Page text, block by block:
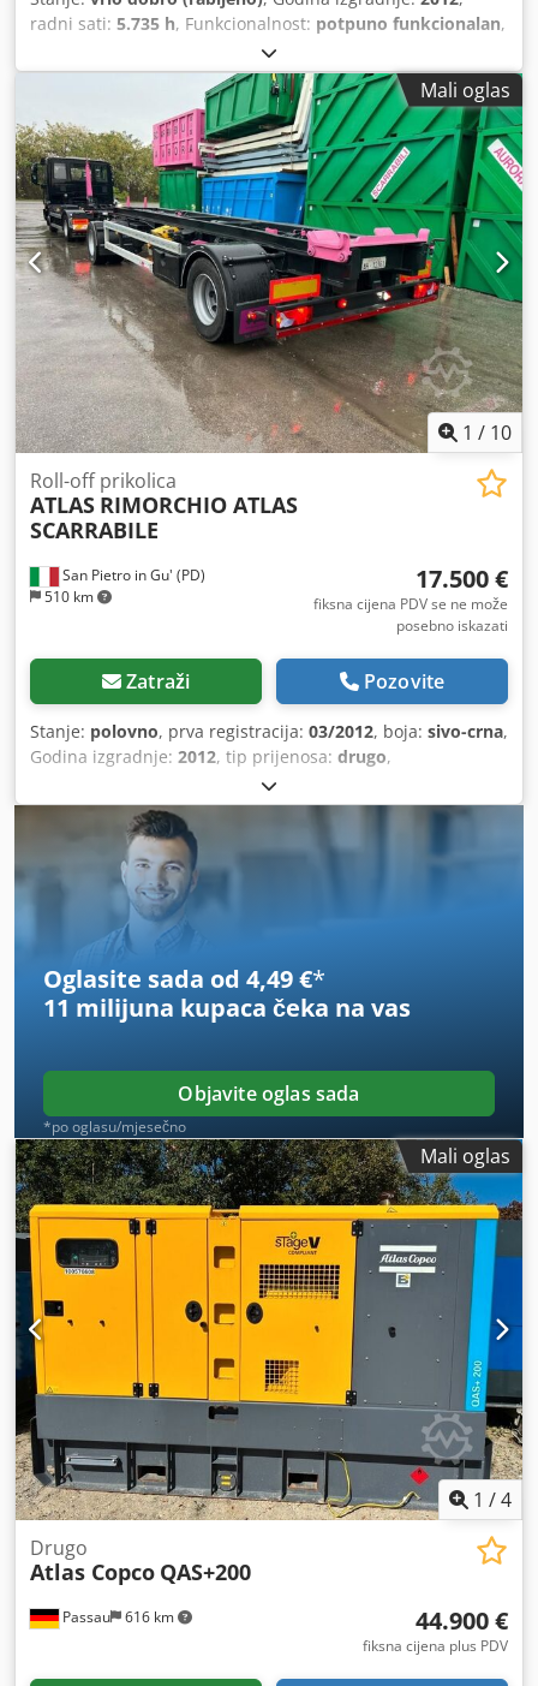
radni sati: 5.735 h, Funkcionalnost: potpuno funkcionalan,
Mali oglas
1 / 10
San Pietro in Gu' (PD)
510 km
Roll-off prikolica
ATLAS RIMORCHIO ATLAS
SCARRABILE
17.500 €
fiksna cijena PDV se ne može
posebno iskazati
Zatraži Pozovite
Stanje: polovno, prva registracija: 03/2012, boja: sivo-crna,
Godina izgradnje: 2012, tip prijenosa: drugo,
Oglasite sada od 4,49 €*
11 milijuna kupaca čeka na vas
Objavite oglas sada
*po oglasu/mjesečno
Mali oglas
1 /4
Passau 616 km
Drugo
Atlas Copco QAS+200
44.900 €
fiksna cijena plus PDV